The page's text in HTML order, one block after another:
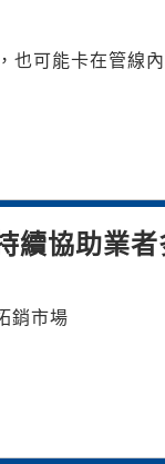
也可能卡在管線
續協助業者
銷市場